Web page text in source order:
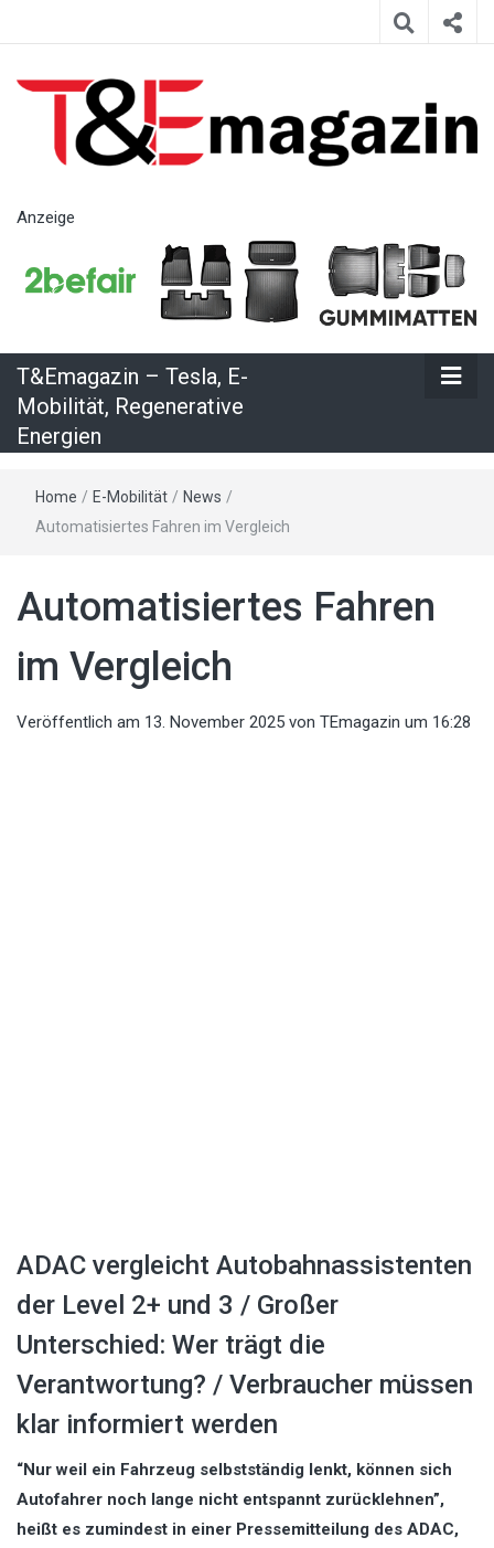
– Tesla, E-
Mobilität,
Regenerative
Energien
Anzeige
T&Emagazin – Tesla, E-
Mobilität, Regenerative
Energien
Home / E-Mobilität / News /
Automatisiertes Fahren im Vergleich
Automatisiertes Fahren
im Vergleich
Veröffentlich am 13. November 2025 von TEmagazin um 16:28
ADAC vergleicht Autobahnassistenten
der Level 2+ und 3 / Großer
Unterschied: Wer trägt die
Verantwortung? / Verbraucher müssen
klar informiert werden
“Nur weil ein Fahrzeug selbstständig lenkt, können sich
Autofahrer noch lange nicht entspannt zurücklehnen”,
heißt es zumindest in einer Pressemitteilung des ADAC,